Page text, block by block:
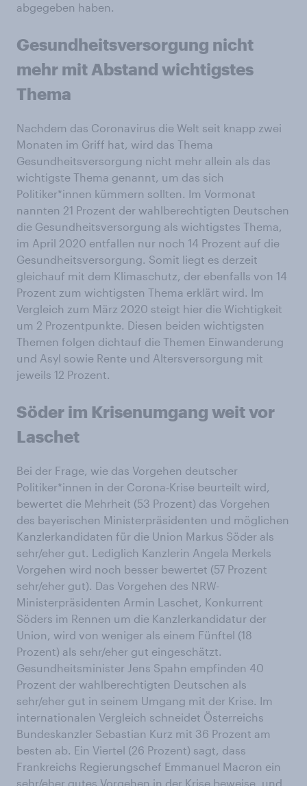
abgegeben haben.
Gesundheitsversorgung nicht
mehr mit Abstand wichtigstes
Thema
Nachdem das Coronavirus die Welt seit knapp zwei
Monaten im Griff hat, wird das Thema
Gesundheitsversorgung nicht mehr allein als das
wichtigste Thema genannt, um das sich
Politiker*innen kümmern sollten. Im Vormonat
nannten 21 Prozent der wahlberechtigten Deutschen
die Gesundheitsversorgung als wichtigstes Thema,
im April 2020 entfallen nur noch 14 Prozent auf die
Gesundheitsversorgung. Somit liegt es derzeit
gleichauf mit dem Klimaschutz, der ebenfalls von 14
Prozent zum wichtigsten Thema erklärt wird. Im
Vergleich zum März 2020 steigt hier die Wichtigkeit
um 2 Prozentpunkte. Diesen beiden wichtigsten
Themen folgen dichtauf die Themen Einwanderung
und Asyl sowie Rente und Altersversorgung mit
jeweils 12 Prozent.
Söder im Krisenumgang weit vor
Laschet
Bei der Frage, wie das Vorgehen deutscher
Politiker*innen in der Corona-Krise beurteilt wird,
bewertet die Mehrheit (53 Prozent) das Vorgehen
des bayerischen Ministerpräsidenten und möglichen
Kanzlerkandidaten für die Union Markus Söder als
sehr/eher gut. Lediglich Kanzlerin Angela Merkels
Vorgehen wird noch besser bewertet (57 Prozent
sehr/eher gut). Das Vorgehen des NRW-
Ministerpräsidenten Armin Laschet, Konkurrent
Söders im Rennen um die Kanzlerkandidatur der
Union, wird von weniger als einem Fünftel (18
Prozent) als sehr/eher gut eingeschätzt.
Gesundheitsminister Jens Spahn empfinden 40
Prozent der wahlberechtigten Deutschen als
sehr/eher gut in seinem Umgang mit der Krise. Im
internationalen Vergleich schneidet Österreichs
Bundeskanzler Sebastian Kurz mit 36 Prozent am
besten ab. Ein Viertel (26 Prozent) sagt, dass
Frankreichs Regierungschef Emmanuel Macron ein
sehr/eher gutes Vorgehen in der Krise beweise, und